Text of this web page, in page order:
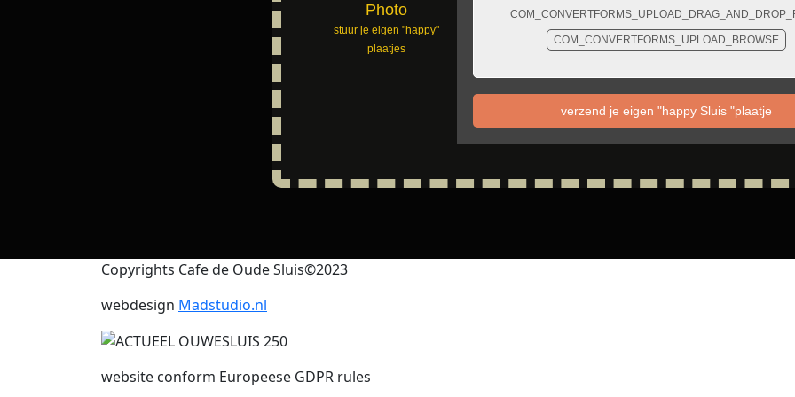
Photo
stuur je eigen "happy"
plaatjes
COM_CONVERTFORMS_UPLOAD_BROWSE
verzend je eigen "happy Sluis "plaatje
Copyrights Cafe de Oude Sluis©2023
webdesign Madstudio.nl
website conform Europeese GDPR rules